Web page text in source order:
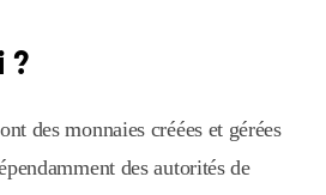
?
des monnaies créées et gérées
des autorités de